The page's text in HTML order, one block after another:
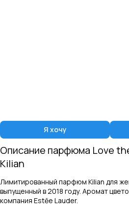
Я хочу
Описание парфюма Love
Kilian
Лимитированный парфюм Kilian для
выпущенный в 2018 году. Аромат
компания Estēe Lauder.